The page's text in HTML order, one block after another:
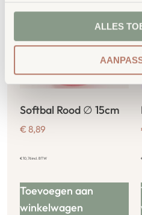
ALLES
Softbal Rood ∅ 15cm
€ 8,89
€10,76incl. BTW
Toevoegen aan
winkelwagen